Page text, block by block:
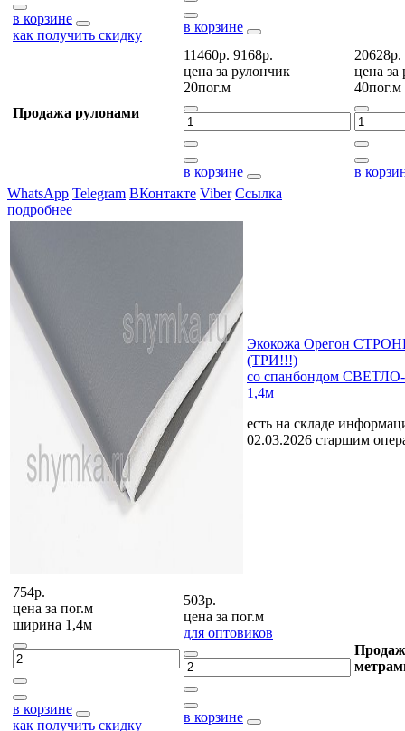
в корзине
как получить скидку
в корзине
Продажа рулонами
11460р. 9168р.
цена за рулончик
20пог.м
в корзине
20628р.
цена за
40пог.м
в
WhatsApp Telegram ВКонтакте Viber Ссылка
подробнее
Экокожа Орегон
(ТРИ!!!)
со спанбондом
1,4м
есть на складе
02.03.2026 старшим
754р.
цена за пог.м
ширина 1,4м
в корзине
как получить скидку
503р.
цена за пог.м
для оптовиков
в корзине